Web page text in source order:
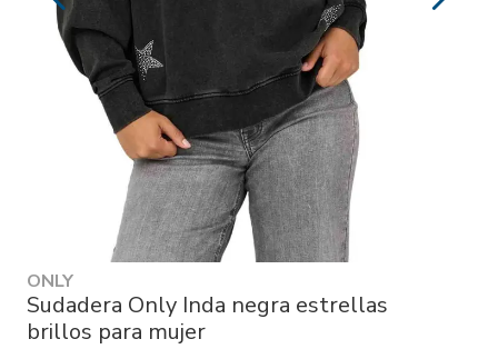
ONLY
Sudadera Only Inda negra estrellas
brillos para mujer